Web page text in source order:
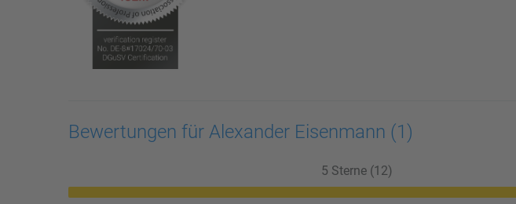
Bewertungen für Alexander Eisenmann (1)
5 Sterne (12)